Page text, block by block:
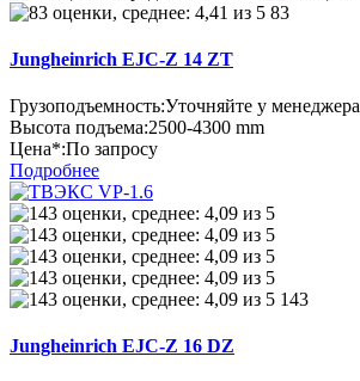
83
Jungheinrich EJC-Z 14 ZT
Грузоподъемность:Уточняйте у менеджера
Высота подъема:2500-4300 mm
Цена*:По запросу
Подробнее
143
Jungheinrich EJC-Z 16 DZ